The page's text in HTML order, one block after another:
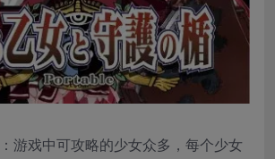
游戏中可攻略的少女众多，每个少女